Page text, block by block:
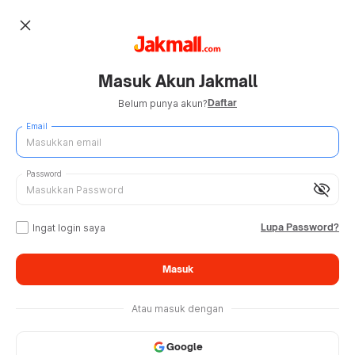
close
Masuk Akun Jakmall
Belum punya akun?Daftar
Email
visibility_off
Password
Ingat login saya Lupa Password?
Masuk
Atau masuk dengan
Google